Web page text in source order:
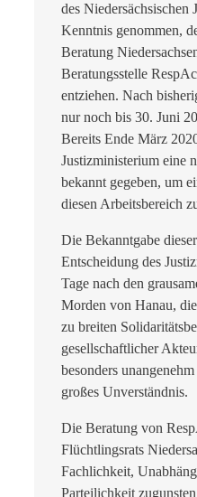
des Niedersächsischen
Kenntnis genommen,
Beratung
Beratungsstelle
entziehen. Nach
nur noch bis 30. Juni
Bereits Ende März
Justizministerium eine
bekannt gegeben, um
diesen Arbeitsbereich
Die Bekanntgabe
Entscheidung des
Tage nach den
Morden von Hanau,
zu breiten
gesellschaftlicher
besonders
großes Unverständnis.
Die Beratung von
Flüchtlingsrats
Fachlichkeit,
Parteilichkeit